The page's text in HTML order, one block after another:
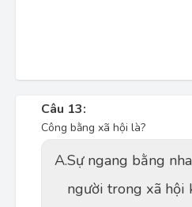
Câu 13:
Công bằng xã hội là?
A.Sự ngang bằng
người trong xã hội